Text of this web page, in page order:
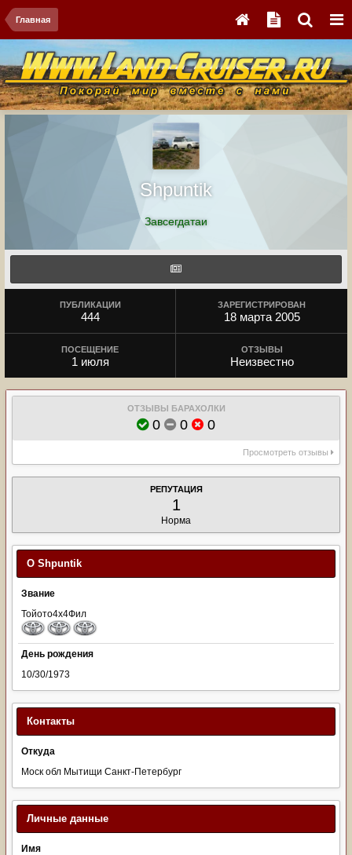
Главная
Shpuntik
Завсегдатаи
ПУБЛИКАЦИИ
444
ЗАРЕГИСТРИРОВАН
18 марта 2005
ПОСЕЩЕНИЕ
1 июля
ОТЗЫВЫ
Неизвестно
ОТЗЫВЫ БАРАХОЛКИ
0 0 0
Просмотреть отзывы
РЕПУТАЦИЯ
1
Норма
О Shpuntik
Звание
Тойото4х4Фил
День рождения
10/30/1973
Контакты
Откуда
Моск обл Мытищи Санкт-Петербург
Личные данные
Имя